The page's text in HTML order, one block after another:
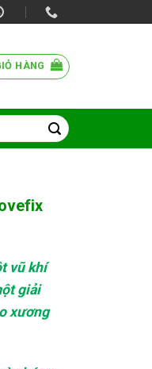
HÀNG
vũ khí
giải
xương